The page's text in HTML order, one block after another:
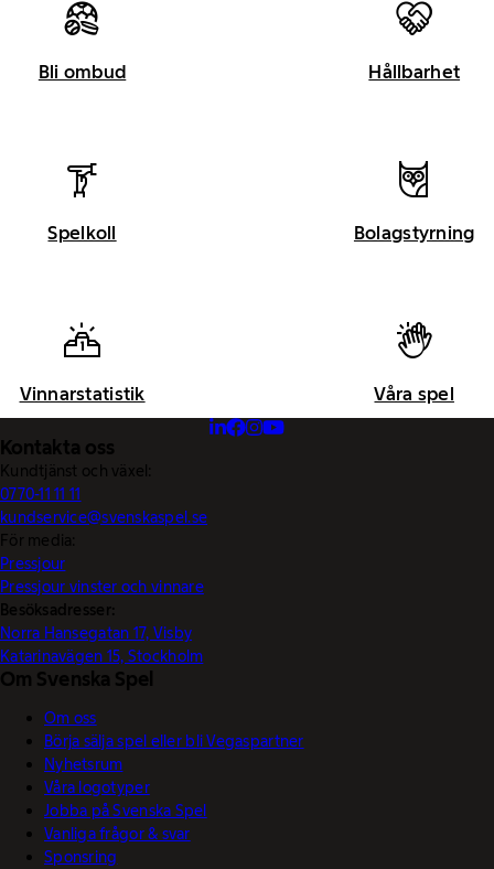
Bli ombud Hållbarhet
Spelkoll Bolagstyrning
Vinnarstatistik Våra spel
Kontakta oss
Kundtjänst och växel:
0770-11 11 11
kundservice@svenskaspel.se
För media:
Pressjour
Pressjour vinster och vinnare
Besöksadresser:
Norra Hansegatan 17, Visby
Katarinavägen 15, Stockholm
Om Svenska Spel
Om oss
Börja sälja spel eller bli Vegaspartner
Nyhetsrum
Våra logotyper
Jobba på Svenska Spel
Vanliga frågor & svar
Sponsring